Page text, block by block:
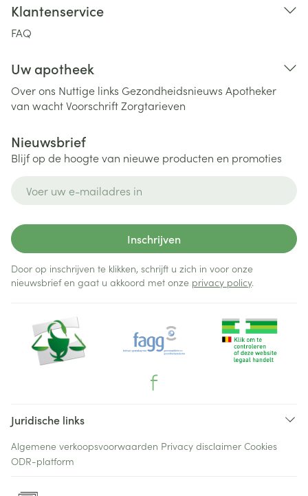
Klantenservice
FAQ
Uw apotheek
Over ons Nuttige links Gezondheidsnieuws Apotheker
van wachtVoorschriftZorgtarieven
Nieuwsbrief
Blijf op de hoogte van nieuwe producten en promoties
Inschrijven
Door op inschrijven te klikken, schrijft u zich in voor onze
nieuwsbrief en gaat u akkoord met onze privacy policy.
Juridische links
Algemene verkoopsvoorwaarden Privacy disclaimer Cookies
ODR-platform